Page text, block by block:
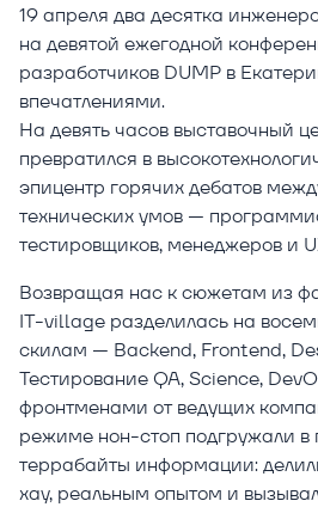
19 апреля два десятка
на девятой ежегодной
разработчиков DUMP в
впечатлениями.
На девять часов выставочный
превратился в
эпицентр горячих дебатов
технических умов —
тестировщиков, менеджеров и
Возвращая нас к сюжетам из
IT-village разделилась на
скилам — Backend, Frontend,
Тестирование QA, Science,
фронтменами от ведущих
режиме нон-стоп подгружали в
террабайты информации:
хау, реальным опытом и